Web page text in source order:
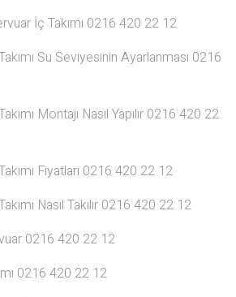
İç Takımı 0216 420 22 12
Su Seviyesinin Ayarlanması 0216
Montajı Nasıl Yapılır 0216 420 22
Fiyatları 0216 420 22 12
Nasıl Takılır 0216 420 22 12
0216 420 22 12
0216 420 22 12